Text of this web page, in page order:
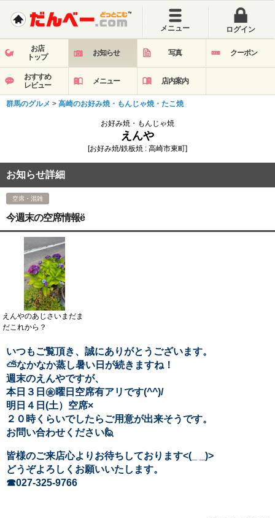
メニュー ログイン
お店
トップ
お知らせ 写真 クーポン
おすすめ
レビュー
メニュー 店内案内
群馬のグルメ > 高崎のお好み焼・もんじゃ焼・たこ焼
お好み焼・もんじゃ焼
えんや
[お好み焼/鉄板焼 : 高崎市東町]
お知らせ詳細
空席・混雑
今週末の空席情報ё
えんやのあじさいまだま
だこれから？
いつもご覧頂き、誠にありがとうございます。
⛅なかなか蒸し暑い日が続きますね！
週末のえんやですが、
本日３日㊎曜日空席有アリです(^^)/
明日４日(土）空席×
２０時くらいでしたらご用意が出来そうです。
お問い合わせください🙋
皆様のご来店心よりお待ちしております<(_ _)>
どうぞよろしくお願いいたします。
☎027-325-9766